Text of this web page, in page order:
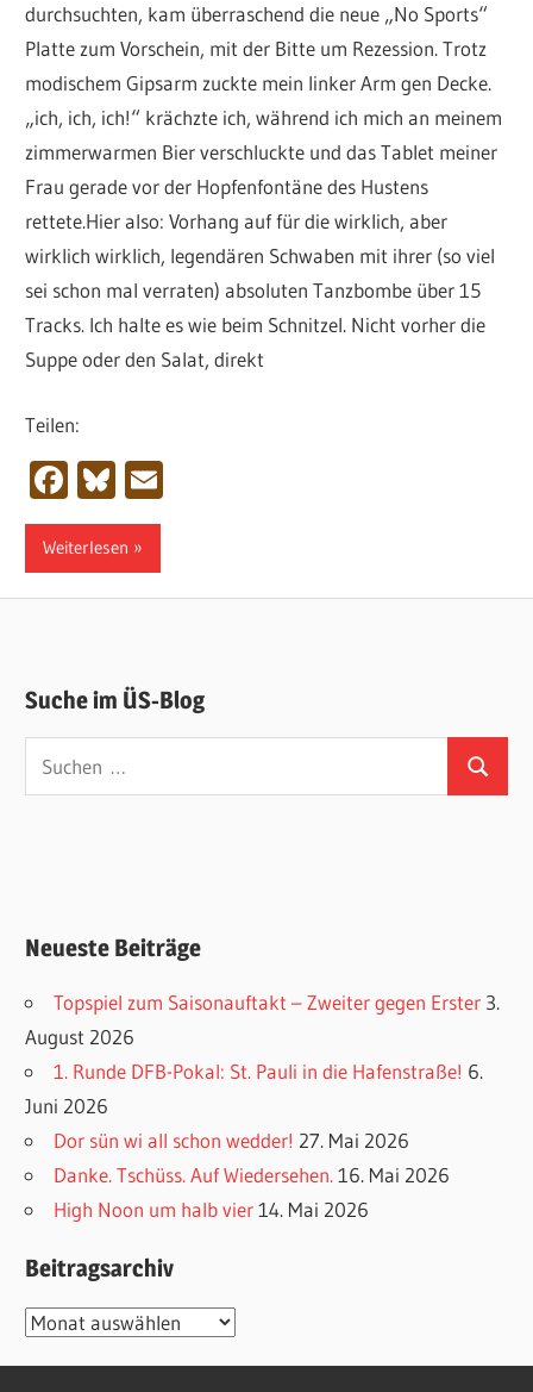
durchsuchten, kam überraschend die neue „No Sports“
Platte zum Vorschein, mit der Bitte um Rezession. Trotz
modischem Gipsarm zuckte mein linker Arm gen Decke.
„ich, ich, ich!“ krächzte ich, während ich mich an meinem
zimmerwarmen Bier verschluckte und das Tablet meiner
Frau gerade vor der Hopfenfontäne des Hustens
rettete.Hier also: Vorhang auf für die wirklich, aber
wirklich wirklich, legendären Schwaben mit ihrer (so viel
sei schon mal verraten) absoluten Tanzbombe über 15
Tracks. Ich halte es wie beim Schnitzel. Nicht vorher die
Suppe oder den Salat, direkt
Teilen:
Facebook
Bluesky
Weiterlesen
Suche im ÜS-Blog
Suchen
nach:
Suchen
Neueste Beiträge
Topspiel zum Saisonauftakt – Zweiter gegen Erster 3.
August 2026
1. Runde DFB-Pokal: St. Pauli in die Hafenstraße! 6.
Juni 2026
Dor sün wi all schon wedder! 27. Mai 2026
Danke. Tschüss. Auf Wiedersehen. 16. Mai 2026
High Noon um halb vier 14. Mai 2026
Beitragsarchiv
Beitragsarchiv